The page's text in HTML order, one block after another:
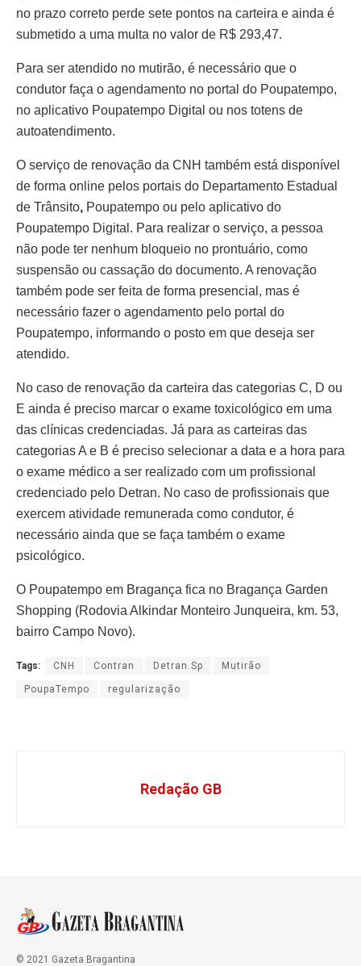
no prazo correto perde sete pontos na carteira e ainda é
submetido a uma multa no valor de R$ 293,47.
Para ser atendido no mutirão, é necessário que o
condutor faça o agendamento no portal do Poupatempo,
no aplicativo Poupatempo Digital ou nos totens de
autoatendimento.
O serviço de renovação da CNH também está disponível
de forma online pelos portais do Departamento Estadual
de Trânsito, Poupatempo ou pelo aplicativo do
Poupatempo Digital. Para realizar o serviço, a pessoa
não pode ter nenhum bloqueio no prontuário, como
suspensão ou cassação do documento. A renovação
também pode ser feita de forma presencial, mas é
necessário fazer o agendamento pelo portal do
Poupatempo, informando o posto em que deseja ser
atendido.
No caso de renovação da carteira das categorias C, D ou
E ainda é preciso marcar o exame toxicológico em uma
das clínicas credenciadas. Já para as carteiras das
categorias A e B é preciso selecionar a data e a hora para
o exame médico a ser realizado com um profissional
credenciado pelo Detran. No caso de profissionais que
exercem atividade remunerada como condutor, é
necessário ainda que se faça também o exame
psicológico.
O Poupatempo em Bragança fica no Bragança Garden
Shopping (Rodovia Alkindar Monteiro Junqueira, km. 53,
bairro Campo Novo).
Tags: CNH Contran Detran.Sp Mutirão
PoupaTempo regularização
Redação GB
© 2021 Gazeta Bragantina